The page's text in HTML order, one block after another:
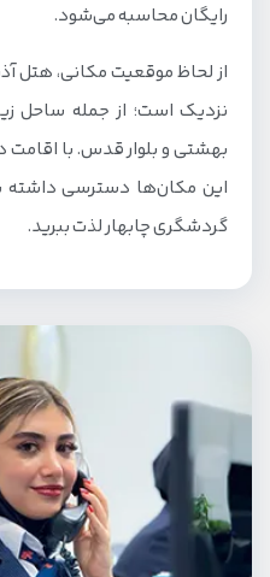
رایگان محاسبه می‌شود.
از لحاظ موقعیت مکانی، هتل
نزدیک است؛ از جمله ساحل
بهشتی و بلوار قدس. با اقامت
این مکان‌ها دسترسی داشته
گردشگری چابهار لذت ببرید.